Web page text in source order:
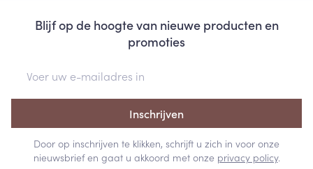
Blijf op de hoogte van nieuwe producten en
promoties
Inschrijven
Door op inschrijven te klikken, schrijft u zich in voor onze
nieuwsbrief en gaat u akkoord met onze privacy policy.